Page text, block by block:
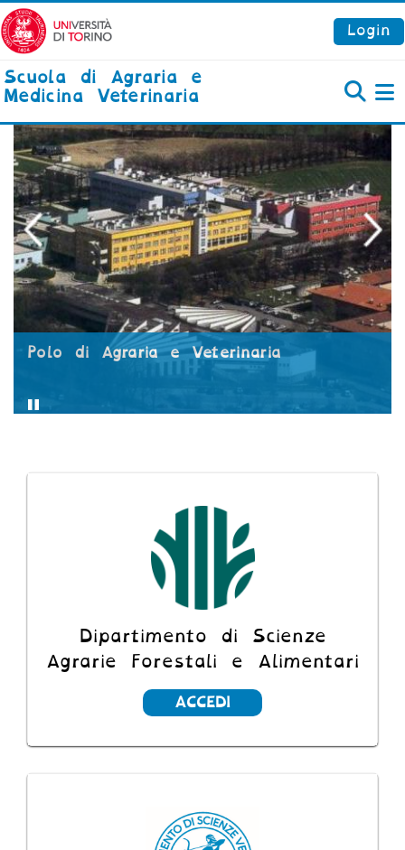
Vai al contenuto principale
Login
Scuola di Agraria e
Medicina Veterinaria
Polo di Agraria e Veterinaria
Stop
Blocchi
Dipartimento di Scienze
Agrarie Forestali e Alimentari
ACCEDI